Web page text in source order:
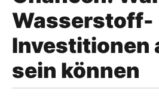
Wasserstoff-
Investitionen
sein können